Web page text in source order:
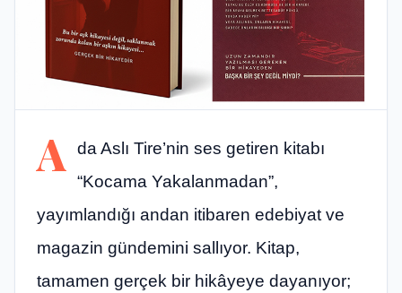
A
da Aslı Tire’nin ses getiren kitabı
“Kocama Yakalanmadan”,
yayımlandığı andan itibaren edebiyat ve
magazin gündemini sallıyor. Kitap,
tamamen gerçek bir hikâyeye dayanıyor;